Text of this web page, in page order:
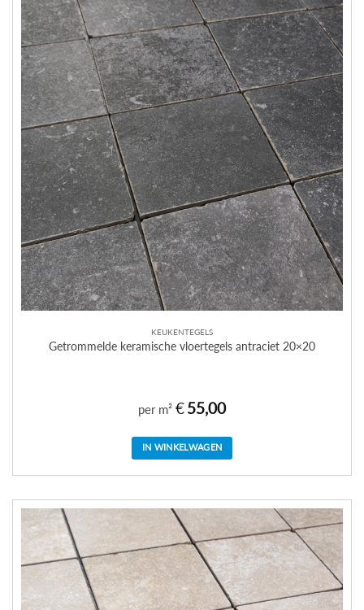
KEUKENTEGELS
Getrommelde keramische vloertegels antraciet 20×20
per m² €55,00
IN WINKELWAGEN